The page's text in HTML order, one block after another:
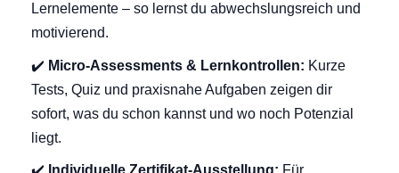
Lernelemente – so lernst du abwechslungsreich und
motivierend.
✔️ Micro-Assessments & Lernkontrollen: Kurze
Tests, Quiz und praxisnahe Aufgaben zeigen dir
sofort, was du schon kannst und wo noch Potenzial
liegt.